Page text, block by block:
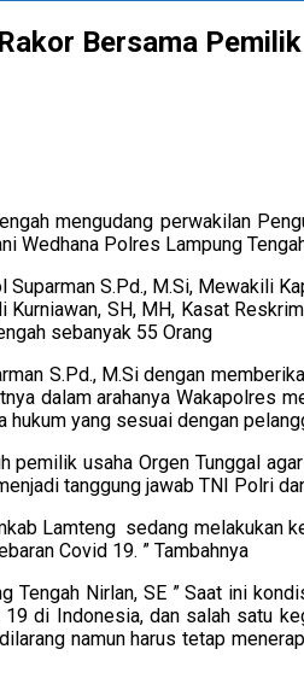
Bersama
mengudang perwakilan
Wedhana Polres Lampung
S.Pd., M.Si, Mewakili
SH, MH, Kasat
sebanyak 55 Orang
S.Pd., M.Si dengan
dalam arahanya Wakapolres
yang sesuai dengan
pemilik usaha Orgen Tunggal
tanggung jawab TNI Polri
Lamteng sedang melakukan
Covid 19. ” Tambahnya
Tengah Nirlan, SE ” Saat ini
di Indonesia, dan salah satu
namun harus tetap